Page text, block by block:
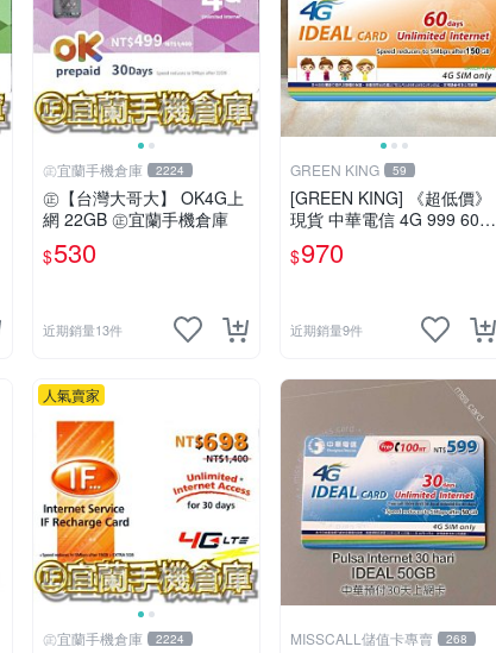
㊣宜蘭手機倉庫 2224
㊣【台灣大哥大】 OK4G上
網 22GB ㊣宜蘭手機倉庫
$530
近期銷量13件
GREEN KING 59
[GREEN KING] 《超低價》
現貨 中華電信 4G 999 60天
網路吃到飽 儲值卡 網卡 網
路儲值卡 上網卡 如意卡
$970
近期銷量9件
人氣賣家
㊣宜蘭手機倉庫 2224 MISSCALL儲值卡專賣 268